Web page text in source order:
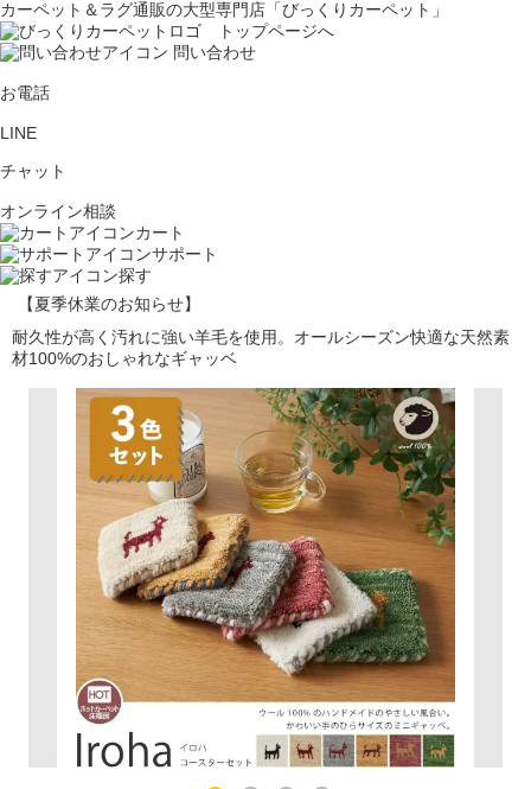
カーペット＆ラグ通販の大型専門店「びっくりカーペット」
問い合わせ
お電話
LINE
チャット
オンライン相談
カート
サポート
探す
【夏季休業のお知らせ】
耐久性が高く汚れに強い羊毛を使用。オールシーズン快適な天然素
材100%のおしゃれなギャッベ